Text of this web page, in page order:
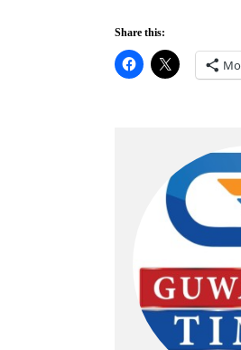
Share this: